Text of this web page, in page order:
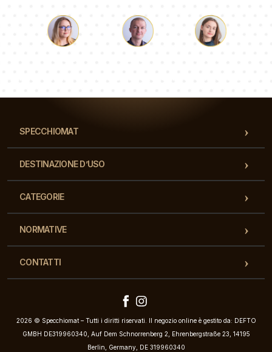
SPECCHIOMAT
DESTINAZIONE D’USO
CATEGORIE
NORMATIVE
CONTATTI
2026 © Specchiomat – Tutti i diritti riservati. Il negozio online è gestito da: DEFTO
GMBH DE319960340, Auf Dem Schnorrenberg 2, Ehrenbergstraße 23, 14195
Berlin, Germany, DE 319960340